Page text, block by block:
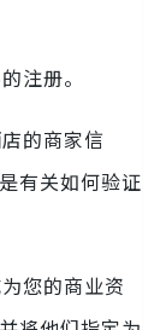
注册。
的商家信
有关如何验证
您的商业资